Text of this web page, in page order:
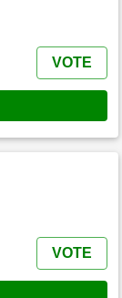
VOTE
VOTE